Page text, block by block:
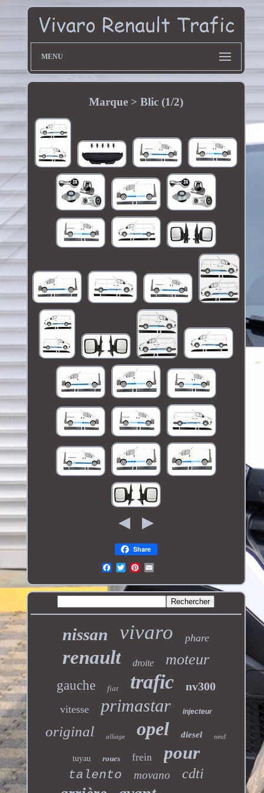
MENU
Marque > Blic (1/2)
Share
nissan vivaro phare
renault droite moteur
gauche fiat trafic nv300
vitesse primastar injecteur
original alliage opel diesel neuf
tuyau roues frein pour
talento movano cdti